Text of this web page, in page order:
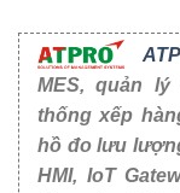
MES, quản
thống xếp
hồ đo lưu
HMI, IoT